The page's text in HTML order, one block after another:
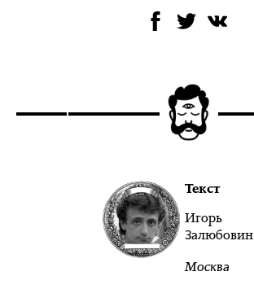
Текст
Игорь
Залюбовин
Москва